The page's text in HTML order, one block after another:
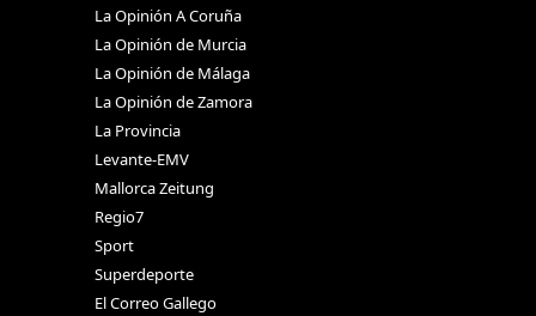
La Opinión A Coruña
La Opinión de Murcia
La Opinión de Málaga
La Opinión de Zamora
La Provincia
Levante-EMV
Mallorca Zeitung
Regio7
Sport
Superdeporte
El Correo Gallego